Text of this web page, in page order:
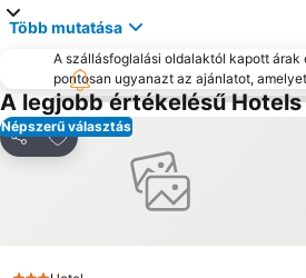
Több mutatása
A szállásfoglalási oldalaktól kapott
pontosan ugyanazt az ajánlatot,
A legjobb értékelésű
Népszerű választás
Megosztás
Hozzáadás a kedvencekhez